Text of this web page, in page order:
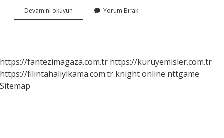
Devamını okuyun
Genellikle
Yorum Bırak
https://fantezimagaza.com.tr https://kuruyemisler.com.tr
https://filintahaliyikama.com.tr knight online nttgame
Sitemap